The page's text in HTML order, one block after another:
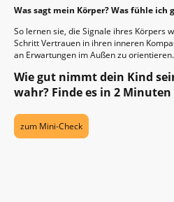
Was sagt mein Körper? Was fühle ich
So lernen sie, die Signale ihres Körpers
Schritt Vertrauen in ihren inneren
an Erwartungen im Außen zu orientieren.
Wie gut nimmt dein Kind
wahr? Finde es in 2
zum Mini-Check